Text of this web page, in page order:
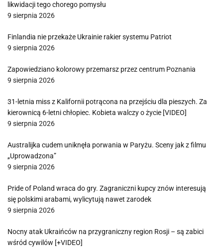
likwidacji tego chorego pomysłu
9 sierpnia 2026
Finlandia nie przekaże Ukrainie rakier systemu Patriot
9 sierpnia 2026
Zapowiedziano kolorowy przemarsz przez centrum Poznania
9 sierpnia 2026
31-letnia miss z Kalifornii potrącona na przejściu dla pieszych. Za
kierownicą 6-letni chłopiec. Kobieta walczy o życie [VIDEO]
9 sierpnia 2026
Australijka cudem uniknęła porwania w Paryżu. Sceny jak z filmu
„Uprowadzona”
9 sierpnia 2026
Pride of Poland wraca do gry. Zagraniczni kupcy znów interesują
się polskimi arabami, wylicytują nawet zarodek
9 sierpnia 2026
Nocny atak Ukraińców na przygraniczny region Rosji – są zabici
wśród cywilów [+VIDEO]